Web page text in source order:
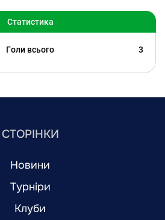
Статистика
Голи всього 3
СТОРІНКИ
Новини
Турніри
Клуби